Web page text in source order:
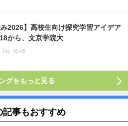
み2026】高校生向け探究学習アイデア
から、文京学院大
Tue 18:45
グをもっと見る
記事もおすすめ